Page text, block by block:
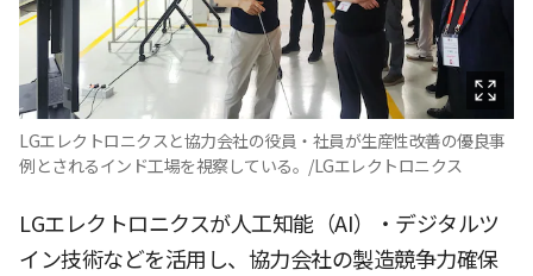
LGエレクトロニクスと協力会社の役員・社員が生産性改善の優良事
例とされるインド工場を視察している。/LGエレクトロニクス
LGエレクトロニクスが人工知能（AI）・デジタルツ
イン技術などを活用し、協力会社の製造競争力確保